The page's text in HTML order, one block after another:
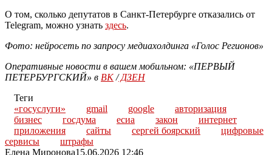
О том, сколько депутатов в Санкт-Петербурге отказались от
Telegram, можно узнать здесь.
Фото: нейросеть по запросу медиахолдинга «Голос Регионов»
Оперативные новости в вашем мобильном: «ПЕРВЫЙ
ПЕТЕРБУРГСКИЙ» в ВК/ДЗЕН
Теги
«госуслуги»
gmail google
авторизация
бизнес
госдума есиа закон
интернет
приложения
сайты сергей боярский
цифровые
сервисы
штрафы
Елена Миронова15.06.2026 12:46